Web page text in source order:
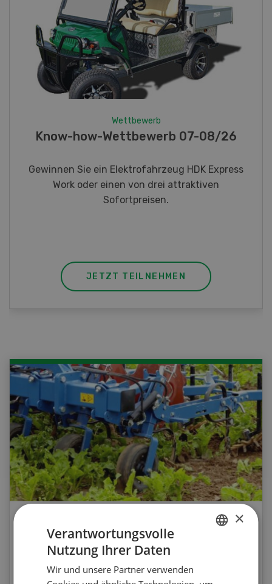
Fotorätsel 07-08/26
Gewinnen Sie eines von fünf LANDI
Taschenmessern
JETZT TEILNEHMEN
Agrar-Quiz: Mechanische
Unkrautbekämpfung
Testen Sie Ihr Wissen. Machen Sie mit am
×
Verantwortungsvolle
Nutzung Ihrer Daten
Wir und unsere Partner verwenden